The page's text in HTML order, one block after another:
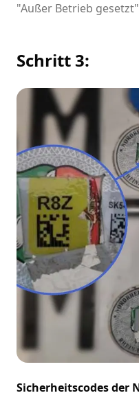
"Außer Betrieb
Schritt 3:
Sicherheitscodes der